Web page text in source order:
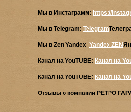
Мы в Инстаграмм: https://
Мы в Telegram: Telegram
Мы в Zen Yandex: Yandex ZEN
Канал на YouTUBE: Канал на
Канал на YouTUBE: Канал на
Отзывы о компании РЕТРО